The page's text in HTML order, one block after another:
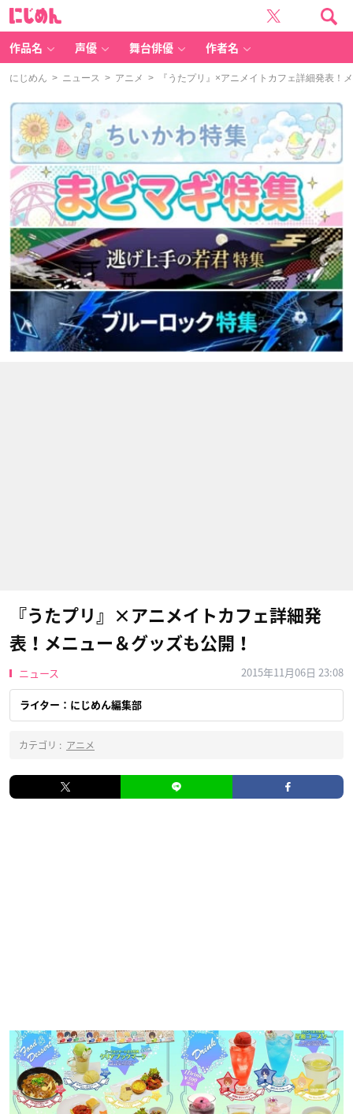
作品名 声優 舞台俳優 作者名
にじめん > ニュース > アニメ > 『うたプリ』×アニメイトカフェ詳細発表！
『うたプリ』×アニメイトカフェ詳細発
表！メニュー＆グッズも公開！
ニュース 2015年11月06日 23:08
ライター：にじめん編集部
カテゴリ : アニメ